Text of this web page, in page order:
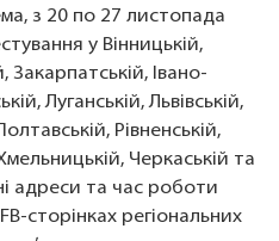
з 20 по 27 листопада
у Вінницькій,
Івано-
Луганській, Львівській,
Рівненській,
Черкаській та
адреси та час роботи
сторінках регіональних